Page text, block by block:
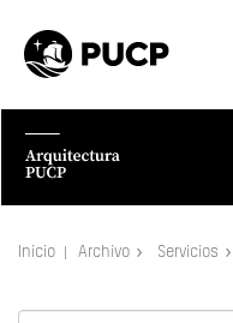
Inicio Archivo Servicios